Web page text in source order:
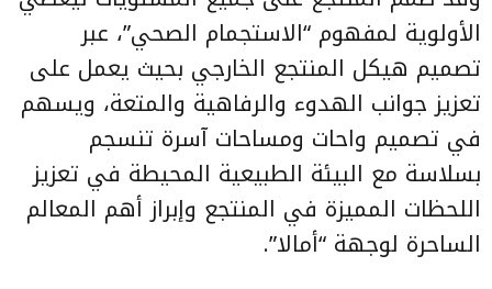
الأولوية لمفهوم “الاستجمام الصحي”، عبر
تصميم هيكل المنتجع الخارجي بحيث يعمل على
تعزيز جوانب الهدوء والرفاهية والمتعة، ويسهم
في تصميم واحات ومساحات آسرة تنسجم
بسلاسة مع البيئة الطبيعية المحيطة في تعزيز
اللحظات المميزة في المنتجع وإبراز أهم المعالم
الساحرة لوجهة “أمالا”.